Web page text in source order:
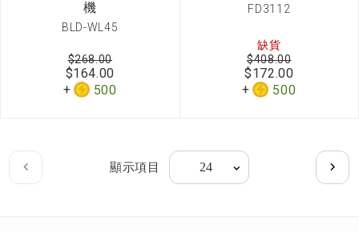
機
BLD-WL45
$164.00
500
$268.00
FD3112
缺貨
$172.00
500
$408.00
顯示項目